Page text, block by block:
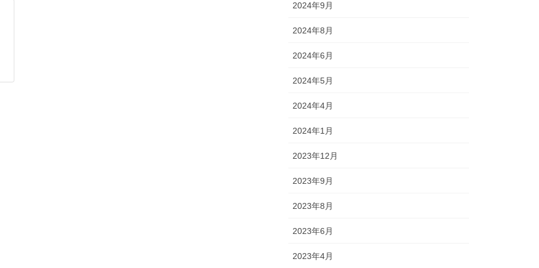
2024年9月
2024年8月
2024年6月
2024年5月
2024年4月
2024年1月
2023年12月
2023年9月
2023年8月
2023年6月
2023年4月